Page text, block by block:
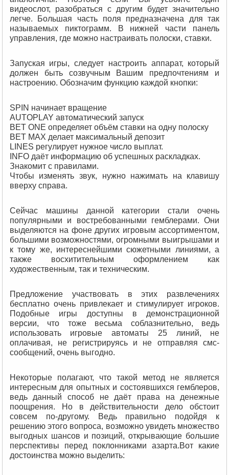
видеослот, разобраться с другим будет значительно
легче. Большая часть поля предназначена для так
называемых пиктограмм. В нижней части панель
управления, где можно настраивать полоски, ставки.
Запуская игры, следует настроить аппарат, который
должен быть созвучным Вашим предпочтениям и
настроению. Обозначим функцию каждой кнопки:
SPIN начинает вращение
AUTOPLAY автоматический запуск
BET ONE определяет объём ставки на одну полоску
BET MAX делает максимальный депозит
LINES регулирует нужное число выплат.
INFO даёт информацию об успешных раскладках.
Знакомит с правилами.
Чтобы изменять звук, нужно нажимать на клавишу
вверху справа.
Сейчас машины данной категории стали очень
популярными и востребованными гемблерами. Они
выделяются на фоне других игровым ассортиментом,
большими возможностями, огромными выигрышами и
к тому же, интереснейшими сюжетными линиями, а
также восхитительным оформлением как
художественным, так и техническим.
Предложение участвовать в этих развлечениях
бесплатно очень привлекает и стимулирует игроков.
Подобные игры доступны в демонстрационной
версии, что тоже весьма соблазнительно, ведь
использовать игровые автоматы 25 линий, не
оплачивая, не регистрируясь и не отправляя смс-
сообщений, очень выгодно.
Некоторые полагают, что такой метод не является
интересным для опытных и состоявшихся гемблеров,
ведь данный способ не даёт права на денежные
поощрения. Но в действительности дело обстоит
совсем по-другому. Ведь правильно подойдя к
решению этого вопроса, возможно увидеть множество
выгодных шансов и позиций, открывающие большие
перспективы перед поклонниками азарта.Вот какие
достоинства можно выделить: